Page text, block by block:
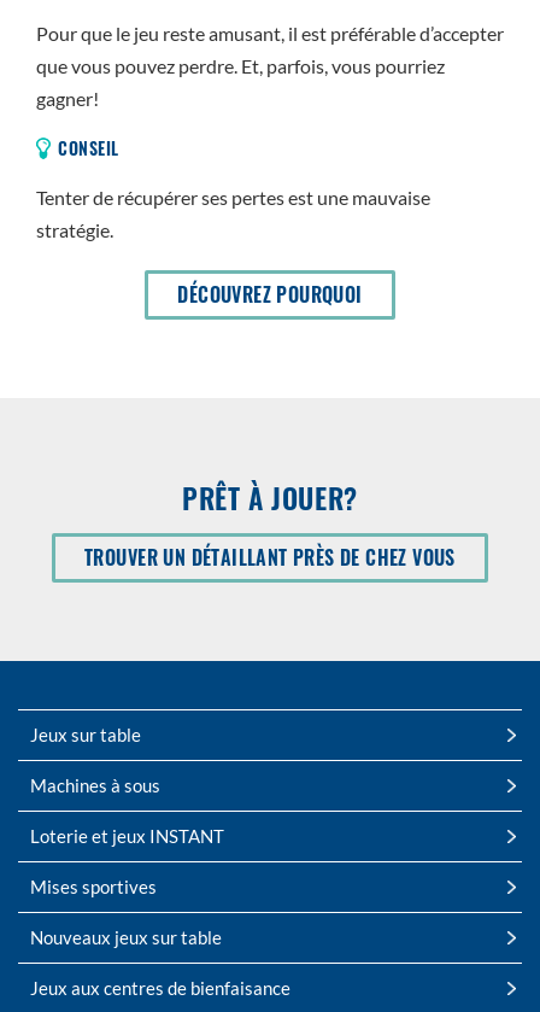
Pour que le jeu reste amusant, il est préférable d’accepter
que vous pouvez perdre. Et, parfois, vous pourriez
gagner!
CONSEIL
Tenter de récupérer ses pertes est une mauvaise
stratégie.
DÉCOUVREZ POURQUOI
PRÊT À JOUER?
TROUVER UN DÉTAILLANT PRÈS DE CHEZ VOUSOUVRIR
DANS
FENÃªTRE
Jeux sur table
Machines à sous
Loterie et jeux INSTANT
Mises sportives
Nouveaux jeux sur table
Jeux aux centres de bienfaisance